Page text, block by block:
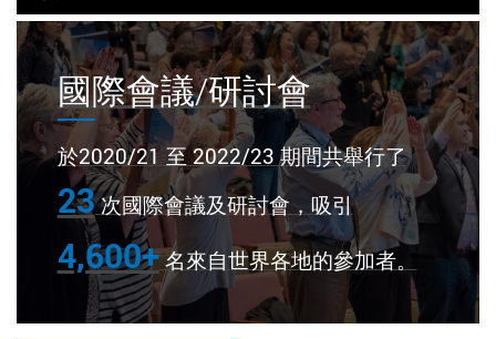
國際會議/研討會
於2020/21 至 2022/23 期間共舉行了
23次國際會議及研討會，吸引
4,600+名來自世界各地的參加者。